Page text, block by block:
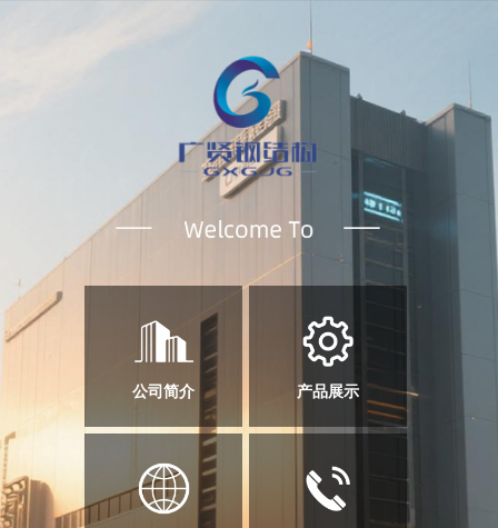
公司简介 产品展示